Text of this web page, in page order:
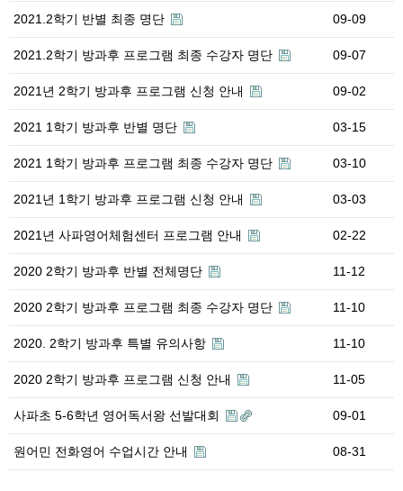
2021.2학기 반별 최종 명단 09-09
2021.2학기 방과후 프로그램 최종 수강자 명단 09-07
2021년 2학기 방과후 프로그램 신청 안내 09-02
2021 1학기 방과후 반별 명단 03-15
2021 1학기 방과후 프로그램 최종 수강자 명단 03-10
2021년 1학기 방과후 프로그램 신청 안내 03-03
2021년 사파영어체험센터 프로그램 안내 02-22
2020 2학기 방과후 반별 전체명단 11-12
2020 2학기 방과후 프로그램 최종 수강자 명단 11-10
2020. 2학기 방과후 특별 유의사항 11-10
2020 2학기 방과후 프로그램 신청 안내 11-05
사파초 5-6학년 영어독서왕 선발대회 09-01
원어민 전화영어 수업시간 안내 08-31